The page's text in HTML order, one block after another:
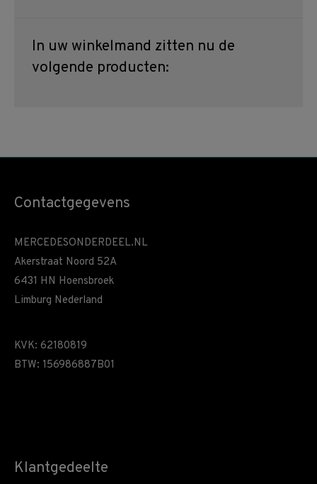
In uw winkelmand zitten nu de
volgende producten:
Contactgegevens
MERCEDESONDERDEEL.NL
Akerstraat Noord 52A
6431 HN Hoensbroek
Limburg Nederland
KVK: 62180819
BTW: 156986887B01
Klantgedeelte